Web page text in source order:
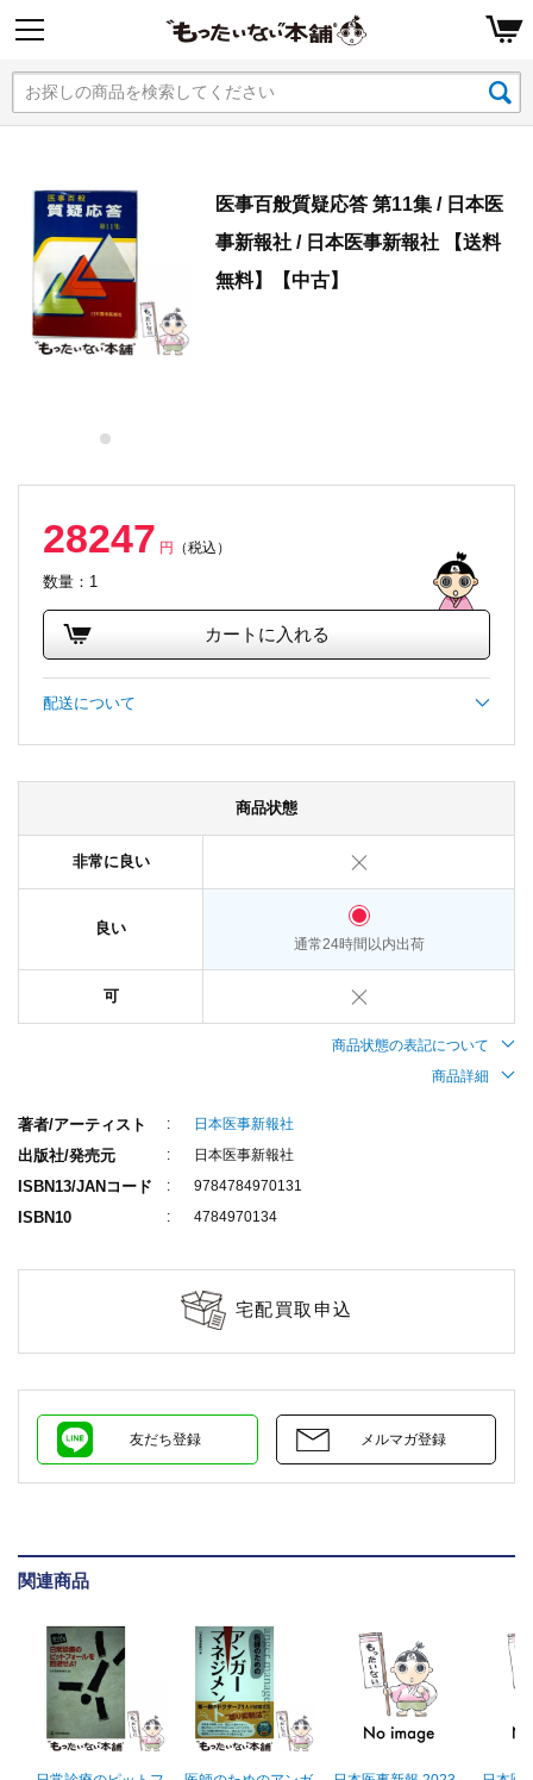
医事百般質疑応答 第11集 / 日本医
事新報社 / 日本医事新報社 【送料
無料】【中古】
28247 円 （税込）
数量：1
カートに入れる
配送について
商品状態
非常に良い
良い
通常24時間以内出荷
可
商品状態の表記について
商品詳細
著者/アーティスト 日本医事新報社
出版社/発売元 日本医事新報社
ISBN13/JANコード 9784784970131
ISBN10 4784970134
宅配買取申込
友だち登録 メルマガ登録
関連商品